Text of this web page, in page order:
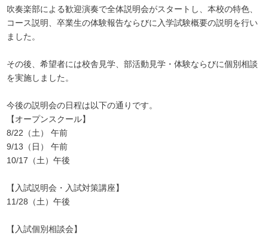
吹奏楽部による歓迎演奏で全体説明会がスタートし、本校の特色、
コース説明、卒業生の体験報告ならびに入学試験概要の説明を行い
ました。
その後、希望者には校舎見学、部活動見学・体験ならびに個別相談
を実施しました。
今後の説明会の日程は以下の通りです。
【オープンスクール】
8/22（土） 午前
9/13（日） 午前
10/17（土）午後
【入試説明会・入試対策講座】
11/28（土）午後
【入試個別相談会】